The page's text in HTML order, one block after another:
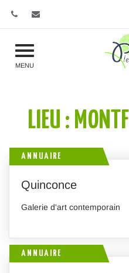
MENU
LIEU :
ANNUAIRE
Quinconce
Galerie d'art contemporain
ANNUAIRE